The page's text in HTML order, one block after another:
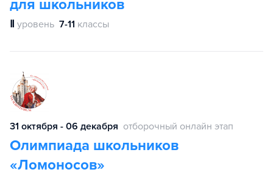
для школьников
Ⅱ уровень 7-11 классы
31 октября - 06 декабря отборочный онлайн этап
Олимпиада школьников
«Ломоносов»